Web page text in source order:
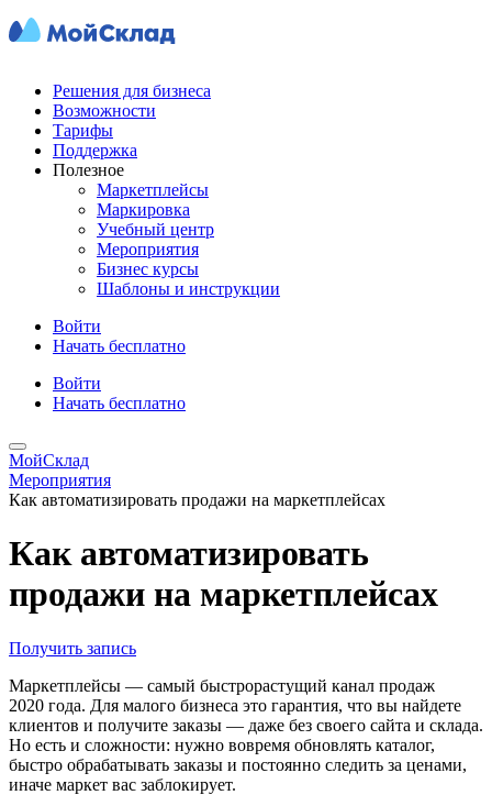
Решения для бизнеса
Возможности
Тарифы
Поддержка
Полезное
Маркетплейсы
Маркировка
Учебный центр
Мероприятия
Бизнес курсы
Шаблоны и инструкции
Войти
Начать бесплатно
Войти
Начать бесплатно
МойСклад
Мероприятия
Как автоматизировать продажи на маркетплейсах
Как автоматизировать
продажи на маркетплейсах
Получить запись
Маркетплейсы — самый быстрорастущий канал продаж
2020 года. Для малого бизнеса это гарантия, что вы найдете
клиентов и получите заказы — даже без своего сайта и склада.
Но есть и сложности: нужно вовремя обновлять каталог,
быстро обрабатывать заказы и постоянно следить за ценами,
иначе маркет вас заблокирует.